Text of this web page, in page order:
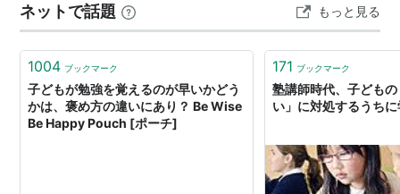
らが学歴社会の始まり 入試はゴールじゃない 日本は学歴
社会ではない 旧態依然の…
ネットで話題 もっと見る
1004 ブックマーク
子どもが勉強を覚えるのが早いかどう
かは、褒め方の違いにあり？ Be Wise
Be Happy Pouch [ポーチ]
171 ブックマーク
塾講師時代、子ども
い」に対処するうち